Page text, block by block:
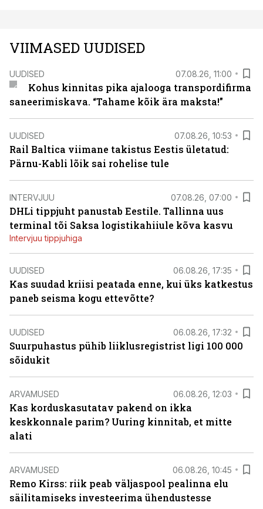
VIIMASED UUDISED
UUDISED 07.08.26, 11:00
Kohus kinnitas pika ajalooga transpordifirma
saneerimiskava. “Tahame kõik ära maksta!”
UUDISED 07.08.26, 10:53
Rail Baltica viimane takistus Eestis ületatud:
Pärnu-Kabli lõik sai rohelise tule
INTERVJUU 07.08.26, 07:00
DHLi tippjuht panustab Eestile. Tallinna uus
terminal tõi Saksa logistikahiiule kõva kasvu
Intervjuu tippjuhiga
UUDISED 06.08.26, 17:35
Kas suudad kriisi peatada enne, kui üks katkestus
paneb seisma kogu ettevõtte?
UUDISED 06.08.26, 17:32
Suurpuhastus pühib liiklusregistrist ligi 100 000
sõidukit
ARVAMUSED 06.08.26, 12:03
Kas korduskasutatav pakend on ikka
keskkonnale parim? Uuring kinnitab, et mitte
alati
ARVAMUSED 06.08.26, 10:45
Remo Kirss: riik peab väljaspool pealinna elu
säilitamiseks investeerima ühendustesse